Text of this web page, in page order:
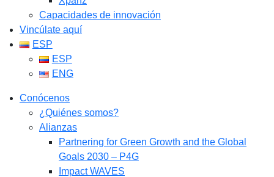
Capacidades de innovación
Vincúlate aquí
ESP
ESP
ENG
Conócenos
¿Quiénes somos?
Alianzas
Partnering for Green Growth and the Global
Goals 2030 – P4G
Impact WAVES